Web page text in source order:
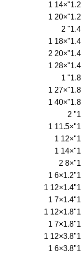
1.2"×14
1
1.2"×20
1
1.4"
2
1.4"×18
1
1.4"×20
2
1.4"×28
1
1.8"
1
1.8"×27
1
1.8"×40
1
1"
2
1"×11.5
1
1"×12
1
1"×14
1
1"×8
2
1"1.2×6
1
1"1.4×12
1
1"1.4×7
1
1"1.8×12
1
1"1.8×7
1
1"3.8×12
1
1"3.8×6
1